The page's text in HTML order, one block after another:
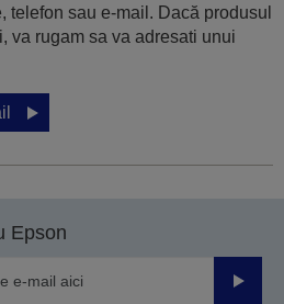
telefon sau e-mail. Dacă produsul
va rugam sa va adresati unui
Epson